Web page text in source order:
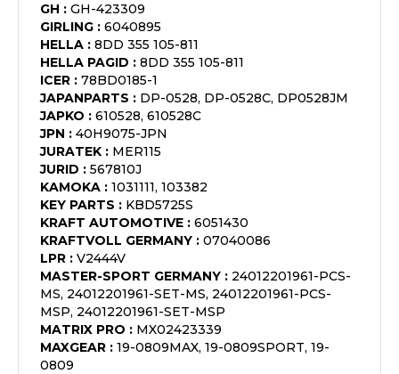
GH : GH-423309
GIRLING : 6040895
HELLA : 8DD 355 105-811
HELLA PAGID : 8DD 355 105-811
ICER : 78BD0185-1
JAPANPARTS : DP-0528, DP-0528C, DP0528JM
JAPKO : 610528, 610528C
JPN : 40H9075-JPN
JURATEK : MER115
JURID : 567810J
KAMOKA : 1031111, 103382
KEY PARTS : KBD5725S
KRAFT AUTOMOTIVE : 6051430
KRAFTVOLL GERMANY : 07040086
LPR : V2444V
MASTER-SPORT GERMANY : 24012201961-PCS-
MS, 24012201961-SET-MS, 24012201961-PCS-
MSP, 24012201961-SET-MSP
MATRIX PRO : MX02423339
MAXGEAR : 19-0809MAX, 19-0809SPORT, 19-
0809